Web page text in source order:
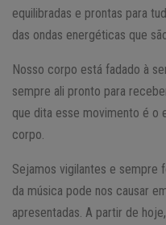
equilibradas e prontas para
das ondas energéticas que
Nosso corpo está fadado à
sempre ali pronto para
que dita esse movimento é o
corpo.
Sejamos vigilantes e sempre
da música pode nos causar
apresentadas. A partir de